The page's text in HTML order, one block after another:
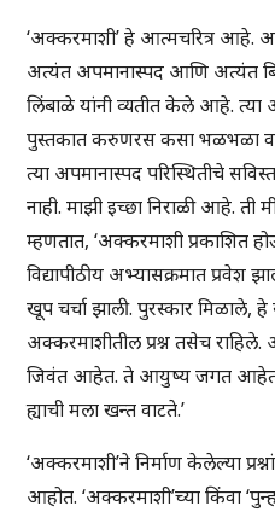
‘अक्करमाशी’ हे आत्मचरित्र आहे.
अत्यंत अपमानास्पद आणि
लिंबाळे यांनी व्यतीत केले आहे. त्या
पुस्तकात करुणरस कसा भळभळा
त्या अपमानास्पद परिस्थितीचे
नाही. माझी इच्छा निराळी आहे. ती
म्हणतात, ‘अक्करमाशी प्रकाशित
विद्यापीठीय अभ्यासक्रमात प्रवेश
खूप चर्चा झाली. पुरस्कार मिळाले,
अक्करमाशीतील प्रश्न तसेच
जिवंत आहेत. ते आयुष्य जगत आहेत.
ह्याची मला खन्त वाटते.’
‘अक्करमाशी’ने निर्माण केलेल्या
आहोत. ‘अक्करमाशी’च्या किंवा